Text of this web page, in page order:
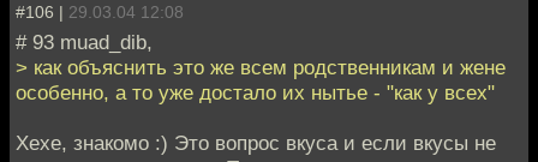
#106 | 29.03.04 12:08
# 93 muad_dib,
> как объяснить это же всем родственникам и жене
особенно, а то уже достало их нытье - "как у всех"
Хехе, знакомо :) Это вопрос вкуса и если вкусы не